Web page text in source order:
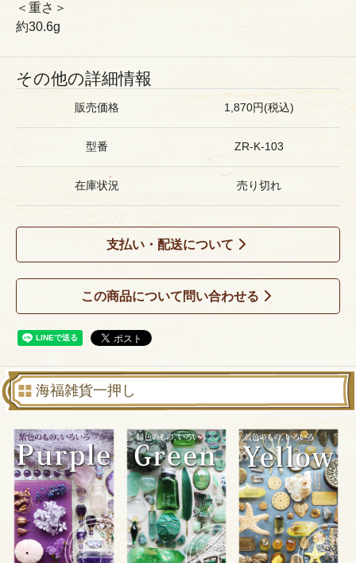
＜重さ＞
約30.6g
その他の詳細情報
販売価格 1,870円(税込)
型番 ZR-K-103
在庫状況 売り切れ
支払い・配送について
この商品について問い合わせる
海福雑貨一押し